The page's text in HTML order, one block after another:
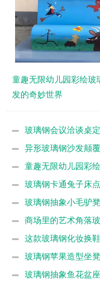
童趣无限幼儿园彩绘玻
发的奇妙世界
玻璃钢会议洽谈桌
异形玻璃钢沙发颠
童趣无限幼儿园彩
玻璃钢卡通兔子床
玻璃钢抽象小毛驴
商场里的艺术角落
这款玻璃钢化妆换
玻璃钢苹果造型坐
玻璃钢抽象鱼花盆